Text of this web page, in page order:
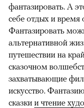
фантазировать. А
себе отдых и время
Фантазировать
альтернативной
путешествии на
сказочном
захватывающие
искусство.
сказки и чтение